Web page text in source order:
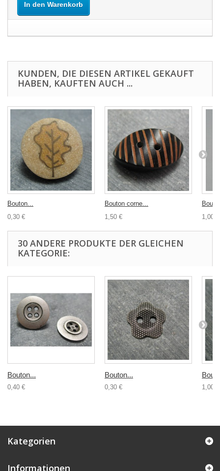
In den Warenkorb
KUNDEN, DIE DIESEN ARTIKEL GEKAUFT
HABEN, KAUFTEN AUCH ...
Bouton...
0,30 €
Bouton corne...
1,50 €
1,00 €
30 ANDERE PRODUKTE DER GLEICHEN
KATEGORIE:
Bouton...
0,40 €
Bouton...
0,30 € 1,00 €
Kategorien
Informationen